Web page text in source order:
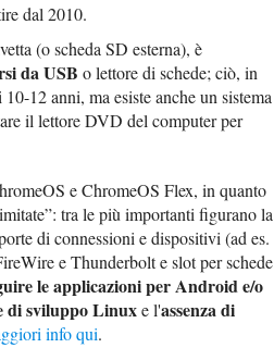
dal 2010.
(o scheda SD esterna), è
da USB o lettore di schede; ciò, in
12 anni, ma esiste anche un sistema
il lettore DVD del computer per
e ChromeOS Flex, in quanto
tra le più importanti figurano la
di connessioni e dispositivi (ad es.
e Thunderbolt e slot per schede
le applicazioni per Android e/o
di sviluppo Linuxe l'assenza di
info qui.